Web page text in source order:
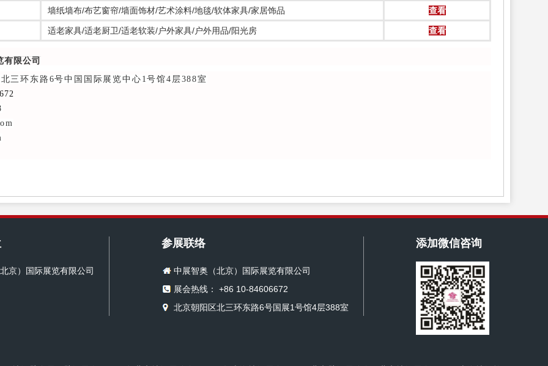
墙纸墙布/布艺窗帘/墙面饰材/艺术涂料/地毯/软体家具/家居饰品 查看
适老家具/适老厨卫/适老软装/户外家具/户外用品/阳光房 查看
限公司
三环东路6号中国国际展览中心1号馆4层388室
京）国际展览有限公司
参展联络
中展智奥（北京）国际展览有限公司
展会热线： +86 10-84606672
北京朝阳区北三环东路6号国展1号馆4层388室
添加微信咨询